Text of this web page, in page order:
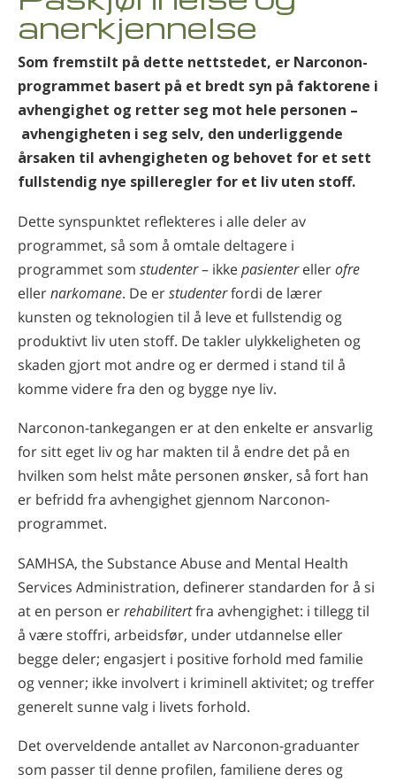
Norsk
Russisk
Svensk
Kinesisk
Ukrainsk
Kroatisk
Tyrkisk
Alle regioner/språk
anerkjennelse
Som fremstilt på dette nettstedet, er Narconon-
programmet basert på et bredt syn på faktorene i
avhengighet og retter seg mot hele personen –
avhengigheten i seg selv, den underliggende
årsaken til avhengigheten og behovet for et sett
fullstendig nye spilleregler for et liv uten stoff.
Dette synspunktet reflekteres i alle deler av
programmet, så som å omtale deltagere i
programmet som studenter– ikkepasienterellerofre
ellernarkomane. De erstudenterfordi de lærer
kunsten og teknologien til å leve et fullstendig og
produktivt liv uten stoff. De takler ulykkeligheten og
skaden gjort mot andre og er dermed i stand til å
komme videre fra den og bygge nye liv.
Narconon-tankegangen er at den enkelte er ansvarlig
for sitt eget liv og har makten til å endre det på en
hvilken som helst måte personen ønsker, så fort han
er befridd fra avhengighet gjennom Narconon-
programmet.
SAMHSA, the Substance Abuse and Mental Health
Services Administration, definerer standarden for å si
at en person errehabilitertfra avhengighet: i tillegg til
å være stoffri, arbeidsfør, under utdannelse eller
begge deler; engasjert i positive forhold med familie
og venner; ikke involvert i kriminell aktivitet; og treffer
generelt sunne valg i livets forhold.
Det overveldende antallet av Narconon-graduanter
som passer til denne profilen, familiene deres og